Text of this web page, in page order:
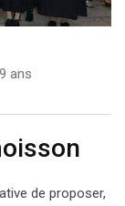
ans
de proposer,